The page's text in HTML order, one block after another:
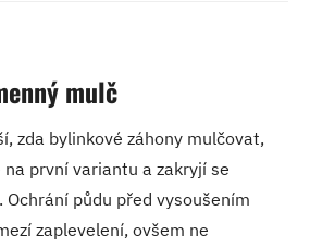
mulč
zda bylinkové záhony mulčovat,
na první variantu a zakryjí se
půdu před vysoušením
zaplevelení, ovšem ne